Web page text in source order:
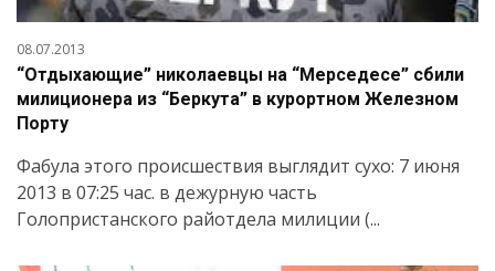
08.07.2013
“Отдыхающие” николаевцы на “Мерседесе” сбили
милиционера из “Беркута” в курортном Железном
Порту
Фабула этого происшествия выглядит сухо: 7 июня
2013 в 07:25 час. в дежурную часть
Голопристанского райотдела милиции (...